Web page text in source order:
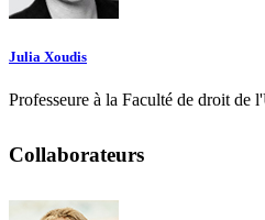
Julia Xoudis
Professeure à la Faculté de droit de
Collaborateurs